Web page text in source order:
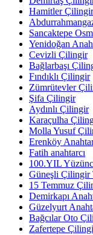
Hamitler Çilingir
Sancaktepe
Yenidoğan
Cevizli Çilingir
Bağlarbaşı
Fındıklı Çilingir
Zümrütevler
Şifa Çilingir
Aydınlı Çilingir
Karaçulha
Molla Yusuf
Erenköy
Fatih anahtarcı
100.YIL
Güneşli Çilingir
15 Temmuz
Demirkapı
Güzelyurt
Bağcılar Oto
Zafertepe